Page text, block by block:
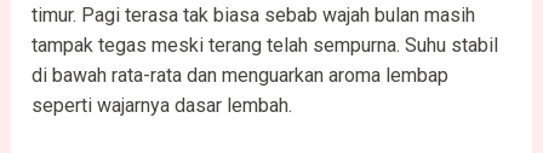
timur. Pagi terasa tak biasa sebab wajah bulan masih
tampak tegas meski terang telah sempurna. Suhu stabil
di bawah rata-rata dan menguarkan aroma lembap
seperti wajarnya dasar lembah.